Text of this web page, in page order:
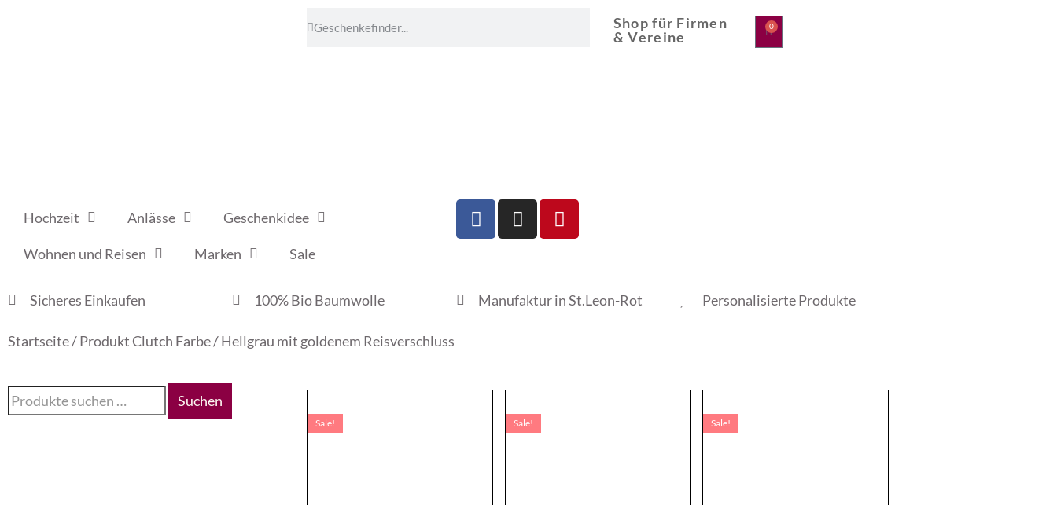
Shop für Firmen
& Vereine
0
Hochzeit Anlässe Geschenkidee
Wohnen und Reisen Marken Sale
Sicheres Einkaufen 100% Bio Baumwolle Manufaktur in St.Leon-Rot Personalisierte Produkte
Startseite/ Produkt Clutch Farbe / Hellgrau mit goldenem Reisverschluss
Suchen
Sale! Sale! Sale!